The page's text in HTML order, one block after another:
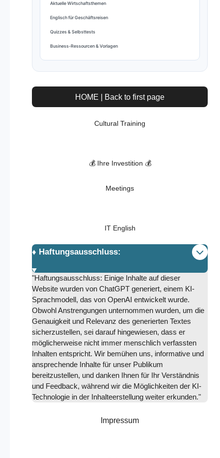
Aktuelle Wirtschaftsthemen
Englisch für Geschäftsreisen
Quizzes & Selbsttests
Business-Ressourcen & Vorlagen
HOME | Back to first page
Cultural Training
💰 Ihre Investition 💰
Meetings
IT English
♦️ Haftungsausschluss:
"Haftungsausschluss: Einige Inhalte auf dieser
Website wurden von ChatGPT generiert, einem KI-
Sprachmodell, das von OpenAI entwickelt wurde.
Obwohl Anstrengungen unternommen wurden, um die
Genauigkeit und Relevanz des generierten Textes
sicherzustellen, sei darauf hingewiesen, dass er
möglicherweise nicht immer menschlich verfassten
Inhalten entspricht. Wir bemühen uns, informative und
ansprechende Inhalte für unser Publikum
bereitzustellen, und danken Ihnen für Ihr Verständnis
und Feedback, während wir die Möglichkeiten der KI-
Technologie in der Inhalteerstellung weiter erkunden."
Impressum